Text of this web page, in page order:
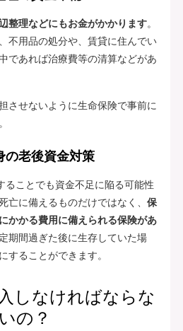
整理などにもお金がかかります。
不用品の処分や、賃貸に住んでい
であれば治療費等の清算などがあ
させないように生命保険で事前に
の老後資金対策
ることでも資金不足に陥る可能性
亡に備えるものだけではなく、 保
かかる費用に備えられる保険があ
期間過ぎた後に生存していた場
することができます。
しなければならな
いの？